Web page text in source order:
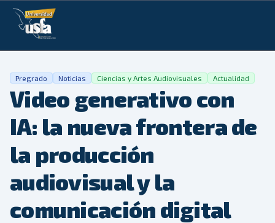
Pregrado Noticias Ciencias y Artes Audiovisuales Actualidad
Video generativo con
IA: la nueva frontera de
la producción
audiovisual y la
comunicación digital